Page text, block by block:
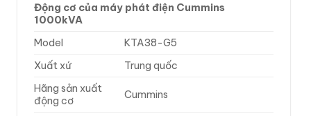
Động cơ của máy phát điện Cummins
1000kVA
Model
KTA38-G5
Xuất xứ
Trung quốc
Hãng sản xuất
động cơ
Cummins